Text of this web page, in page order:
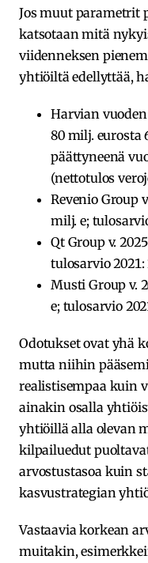
Jos muut parametrit
katsotaan mitä
viidenneksen
yhtiöiltä edellyttää,
Harvian
80 milj. eurosta
päättyneenä
(nettotulos
Revenio Group
milj. e;
Qt Group v.
tulosarvio 2021:
Musti Group v.
e; tulosarvio
Odotukset ovat yhä
mutta niihin
realistisempaa kuin
ainakin osalla
yhtiöillä alla olevan
kilpailuedut
arvostustasoa kuin
kasvustrategian
Vastaavia korkean
muitakin,